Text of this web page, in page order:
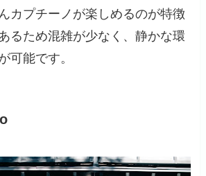
カプチーノが楽しめるのが特徴
るため混雑が少なく、静かな環
可能です。